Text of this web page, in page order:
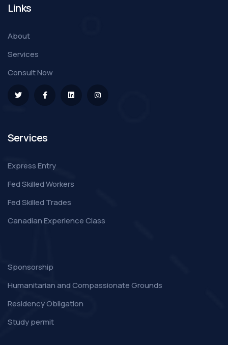
Links
About
Services
Consult Now
Services
Express Entry
Fed Skilled Workers
Fed Skilled Trades
Canadian Experience Class
Sponsorship
Humanitarian and Compassionate Grounds
Residency Obligation
Study permit